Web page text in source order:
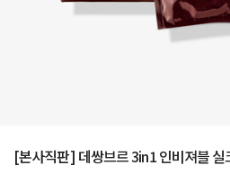
[본사직판] 데쌍브르 3in1 인비져블